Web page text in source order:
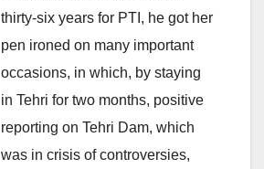
thirty-six years for PTI, he got her
pen ironed on many important
occasions, in which, by staying
in Tehri for two months, positive
reporting on Tehri Dam, which
was in crisis of controversies,